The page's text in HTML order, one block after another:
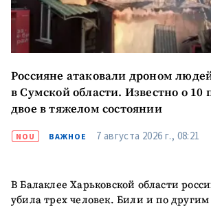
Россияне атаковали дроном
в Сумской области. Известно о 10
двое в тяжелом состоянии
NOU ВАЖНОЕ 7 августа 2026 г., 08:21
В Балаклее Харьковской области
убила трех человек. Били и по другим